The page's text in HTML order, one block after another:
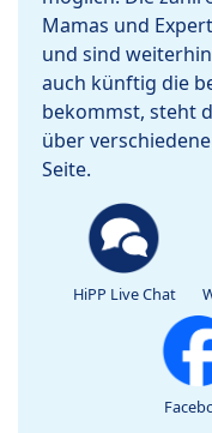
Mamas und
und sind
auch künftig die
bekommst, steht
über
Seite.
HiPP Live Chat